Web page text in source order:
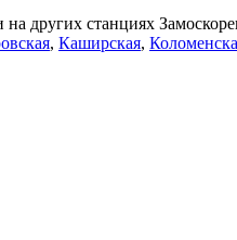
других станциях
, Каширская,